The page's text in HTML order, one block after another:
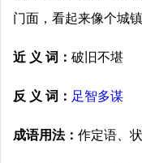
门面，看起来像个城
近 义 词： 破旧不堪
反 义 词： 足智多谋
成语用法： 作定语、